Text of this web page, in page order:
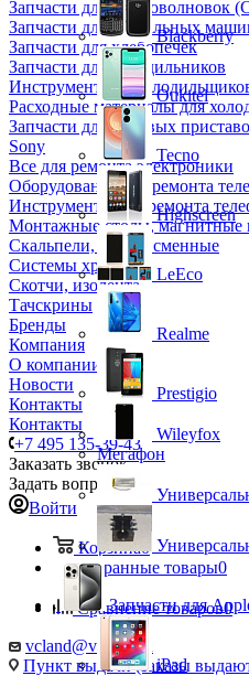
Запчасти для микроволновок
Запчасти для стиральных
Запчасти для хлебопечек
Запчасти для холодильников
Инструмент для
Расходные материалы для
Запчасти для игровых
Sony
Все для ремонта электроники
Оборудование для ремонта
Инструменты для ремонта
Монтажные столы, магнитные
Скальпели, лезвия сменные
Системы хранения
Скотчи, изолента
Тачскрины
Бренды
Компания
О компании
Новости
Контакты
Контакты
+7 495 135-39-43
Заказать звонок
Задать вопрос
Войти
Корзина0
Избранные товары0
Сравнение товаров0
vcland@vcland.ru
Пункт выдачи (заказы
Blackberry
Oukitel
Tecno
Highscreen
LeEco
Realme
Prestigio
Wileyfox
Мегафон
Запчасти для
iPad